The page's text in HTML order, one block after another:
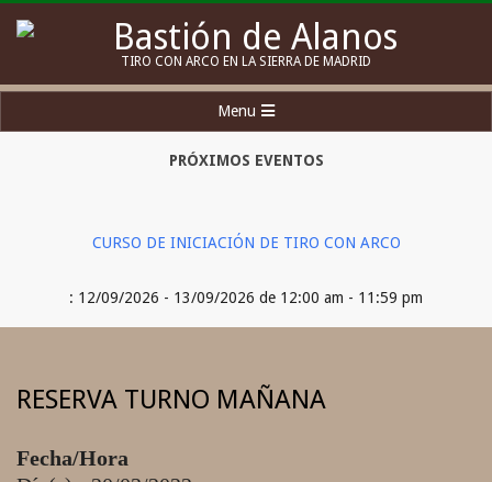
Bastión
de
Alanos
TIRO CON ARCO EN LA SIERRA DE MADRID
Navigation
Menu
PRÓXIMOS EVENTOS
CURSO DE INICIACIÓN DE TIRO CON ARCO
: 12/09/2026 - 13/09/2026 de 12:00 am - 11:59 pm
RESERVA TURNO MAÑANA
Fecha/Hora